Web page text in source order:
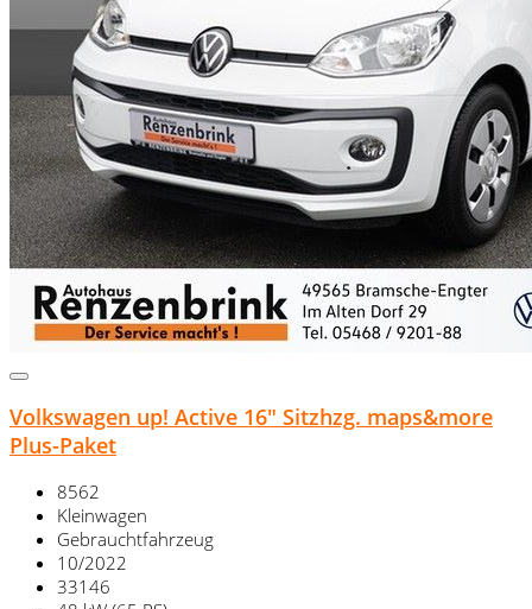
Volkswagen up! Active 16" Sitzhzg. maps&more
Plus-Paket
8562
Kleinwagen
Gebrauchtfahrzeug
10/2022
33146